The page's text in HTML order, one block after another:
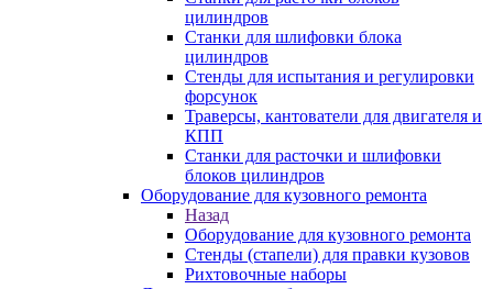
цилиндров
Станки для шлифовки блока
цилиндров
Стенды для испытания и регулировки
форсунок
Траверсы, кантователи для двигателя и
КПП
Станки для расточки и шлифовки
блоков цилиндров
Оборудование для кузовного ремонта
Назад
Оборудование для кузовного ремонта
Стенды (стапели) для правки кузовов
Рихтовочные наборы